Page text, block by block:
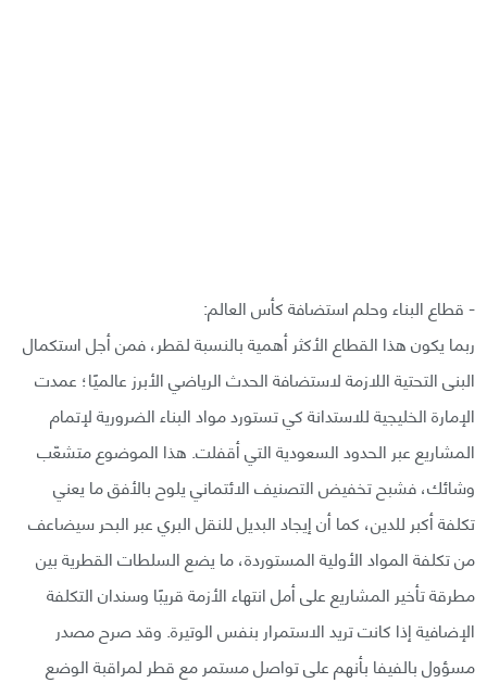
- قطاع البناء وحلم استضافة كأس العالم:
ربما يكون هذا القطاع الأكثر أهمية بالنسبة لقطر، فمن أجل استكمال
البنى التحتية اللازمة لاستضافة الحدث الرياضي الأبرز عالميًا؛ عمدت
الإمارة الخليجية للاستدانة كي تستورد مواد البناء الضرورية لإتمام
المشاريع عبر الحدود السعودية التي أقفلت. هذا الموضوع متشعّب
وشائك، فشبح تخفيض التصنيف الائتماني يلوح بالأفق ما يعني
تكلفة أكبر للدين، كما أن إيجاد البديل للنقل البري عبر البحر سيضاعف
من تكلفة المواد الأولية المستوردة، ما يضع السلطات القطرية بين
مطرقة تأخير المشاريع على أمل انتهاء الأزمة قريبًا وسندان التكلفة
الإضافية إذا كانت تريد الاستمرار بنفس الوتيرة. وقد صرح مصدر
مسؤول بالفيفا بأنهم على تواصل مستمر مع قطر لمراقبة الوضع